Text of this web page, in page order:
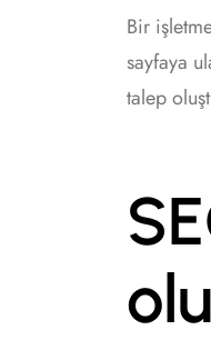
Bir
sayfaya
talep